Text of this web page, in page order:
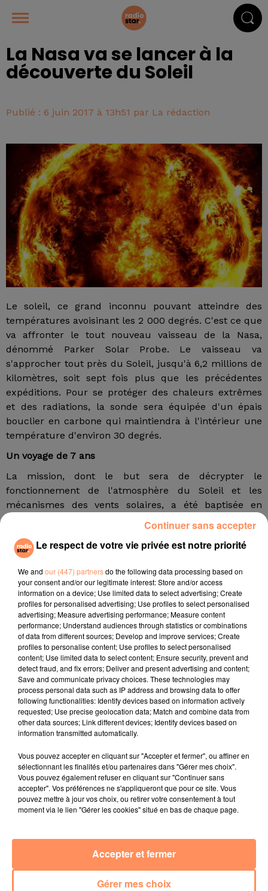
La Nasa va se lancer à la
découverte du Soleil
Publié : 6 juin 2017 à 13h51 par La rédaction
Le soleil, ce grand inconnu pouvant atteindre des
températures avoisinant les 2 000 degrés. C'est ce que
va affronter le tout nouveau vaisseau de la Nasa,
dénommé Parker Solar Probe. Le vaisseau va
s'approcher tout près du Soleil, jusqu'à 6,2 millions de
kilomètres, soit sept fois plus que les précédentes
expéditions. Pour se protéger des chaleurs extrêmes
et des radiations, la sonde sera équipée d'un épais
bouclier en carbone qui maintiendra à l'intérieur une
température d'environ 30 degrés.
Un voyage de 7 ans
La mission, dont le but sera de décrypter le
fonctionnement de l'atmosphère du Soleil et les
mécanismes des vents solaires, a été baptisée en
l'honneur de l'astrophysicien américain spécialiste du
Soleil, Eugene Parker, bientôt 90 ans. Plus
précisément, il s'agira de comprendre pourquoi la
température peut varier de deux millions de degrés
(au niveau de la couronne solaire) à des milliers de
degrés (au niveau de la surface du soleil). Le grand
départ est prévu pour l'été 2018 et le vaisseau devrait
atteindre son but après un voyage de sept ans.
fil actus
4 juillet 2022
Radio Star Live avec Dadju
27 juin 2022
Marseille : une application pour mettre en
relation extras et...
27 juin 2022
Le cocholed pour jouer à la pétanque
jusqu'au bout de la nuit !
Toulon : des quais électrifiés pour 2023 !
Cassis organise sa traditionnelle "Fête du vin"
Le respect de votre vie privée est notre priorité
We and our (447) partnersdo the following data processing based on
your consent and/or our legitimate interest: Store and/or access
information on a device; Use limited data to select advertising; Create
profiles for personalised advertising; Use profiles to select personalised
advertising; Measure advertising performance; Measure content
performance; Understand audiences through statistics or combinations
of data from different sources; Develop and improve services; Create
profiles to personalise content; Use profiles to select personalised
content; Use limited data to select content; Ensure security, prevent and
detect fraud, and fix errors; Deliver and present advertising and content;
Save and communicate privacy choices. These technologies may
process personal data such as IP address and browsing data to offer
following functionalities: Identify devices based on information actively
requested; Use precise geolocation data; Match and combine data from
other data sources; Link different devices; Identify devices based on
information transmitted automatically.
Vous pouvez accepter en cliquant sur "Accepter et fermer", ou affiner en
sélectionnant les finalités et/ou partenaires dans "Gérer mes choix".
Vous pouvez également refuser en cliquant sur "Continuer sans
accepter". Vos préférences ne s'appliqueront que pour ce site. Vous
pouvez mettre à jour vos choix, ou retirer votre consentement à tout
moment via le lien "Gérer les cookies" situé en bas de chaque page.
Gérer mes choix
Accepter et fermer
Continuer sans accepter